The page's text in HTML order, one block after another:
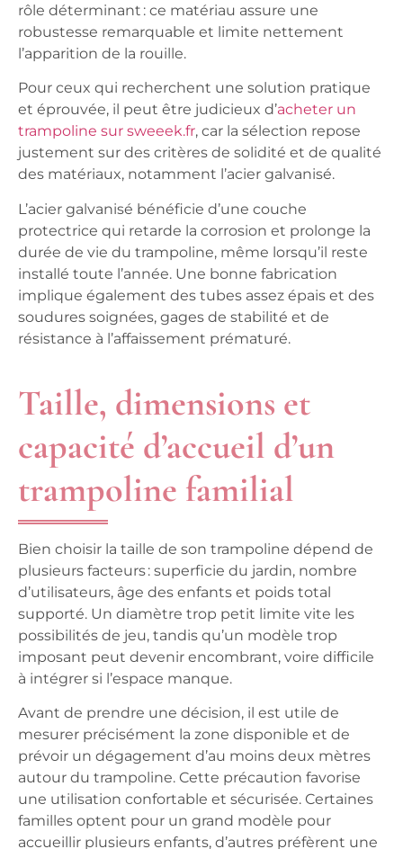
rôle déterminant : ce matériau assure une
robustesse remarquable et limite nettement
l’apparition de la rouille.
Pour ceux qui recherchent une solution pratique
et éprouvée, il peut être judicieux d’acheter un
trampoline sur sweeek.fr, car la sélection repose
justement sur des critères de solidité et de qualité
des matériaux, notamment l’acier galvanisé.
L’acier galvanisé bénéficie d’une couche
protectrice qui retarde la corrosion et prolonge la
durée de vie du trampoline, même lorsqu’il reste
installé toute l’année. Une bonne fabrication
implique également des tubes assez épais et des
soudures soignées, gages de stabilité et de
résistance à l’affaissement prématuré.
Taille, dimensions et
capacité d’accueil d’un
trampoline familial
Bien choisir la taille de son trampoline dépend de
plusieurs facteurs : superficie du jardin, nombre
d’utilisateurs, âge des enfants et poids total
supporté. Un diamètre trop petit limite vite les
possibilités de jeu, tandis qu’un modèle trop
imposant peut devenir encombrant, voire difficile
à intégrer si l’espace manque.
Avant de prendre une décision, il est utile de
mesurer précisément la zone disponible et de
prévoir un dégagement d’au moins deux mètres
autour du trampoline. Cette précaution favorise
une utilisation confortable et sécurisée. Certaines
familles optent pour un grand modèle pour
accueillir plusieurs enfants, d’autres préfèrent une